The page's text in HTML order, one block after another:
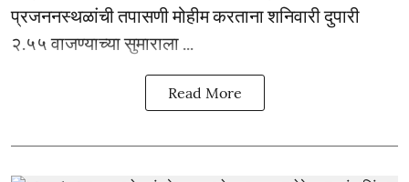
प्रजननस्थळांची तपासणी मोहीम करताना शनिवारी दुपारी
२.५५ वाजण्याच्या सुमाराला ...
Read More